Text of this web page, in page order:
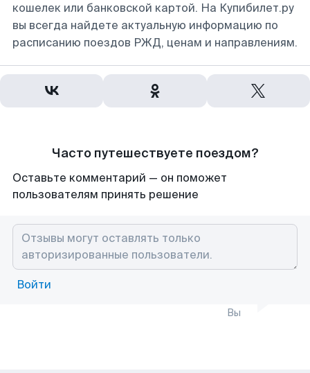
кошелек или банковской картой. На Купибилет.ру
вы всегда найдете актуальную информацию по
расписанию поездов РЖД, ценам и направлениям.
Часто путешествуете поездом?
Оставьте комментарий — он поможет
пользователям принять решение
Войти
Вы